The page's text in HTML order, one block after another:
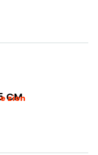
CM
zien